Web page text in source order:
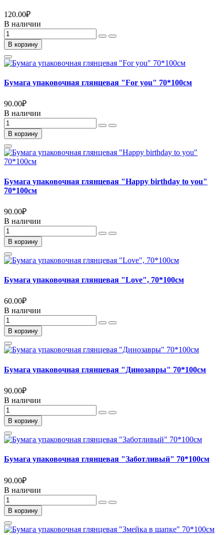
120.00₽
В наличии
В корзину
Бумага упаковочная глянцевая "For you" 70*100см
90.00₽
В наличии
В корзину
Бумага упаковочная глянцевая "Happy birthday to you"
70*100см
90.00₽
В наличии
В корзину
Бумага упаковочная глянцевая "Love", 70*100см
60.00₽
В наличии
В корзину
Бумага упаковочная глянцевая "Динозавры" 70*100см
90.00₽
В наличии
В корзину
Бумага упаковочная глянцевая "Заботливый" 70*100см
90.00₽
В наличии
В корзину